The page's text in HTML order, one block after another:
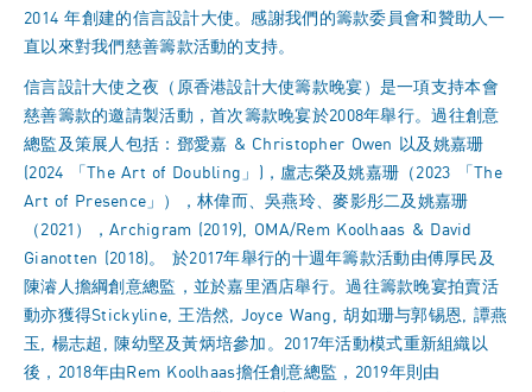
2014 年創建的信言設計大使。感謝我們的籌款委員會和贊助人一
直以來對我們慈善籌款活動的支持。
信言設計大使之夜（原香港設計大使籌款晚宴）是一項支持本會
慈善籌款的邀請製活動，首次籌款晚宴於2008年舉行。過往創意
總監及策展人包括：鄧愛嘉 & Christopher Owen 以及姚嘉珊
(2024 「The Art of Doubling」)，盧志榮及姚嘉珊（2023 「The
Art of Presence」），林偉而、吳燕玲、麥影彤二及姚嘉珊
（2021），Archigram (2019), OMA/Rem Koolhaas & David
Gianotten (2018)。 於2017年舉行的十週年籌款活動由傅厚民及
陳濬人擔綱創意總監，並於嘉里酒店舉行。過往籌款晚宴拍賣活
動亦獲得Stickyline, 王浩然, Joyce Wang, 胡如珊与郭锡恩, 譚燕
玉, 楊志超, 陳幼堅及黃炳培參加。2017年活動模式重新組織以
後，2018年由Rem Koolhaas擔任創意總監，2019年則由